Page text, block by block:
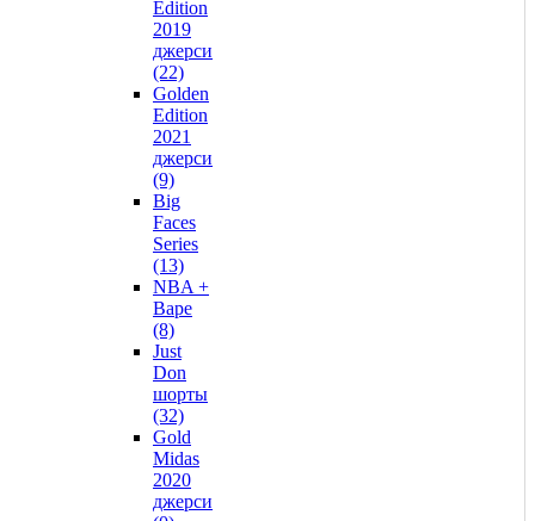
Edition
2019
джерси
(22)
Golden
Edition
2021
джерси
(9)
Big
Faces
Series
(13)
NBA +
Bape
(8)
Just
Don
шорты
(32)
Gold
Midas
2020
джерси